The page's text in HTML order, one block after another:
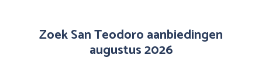
Zoek San Teodoro aanbiedingen
augustus 2026